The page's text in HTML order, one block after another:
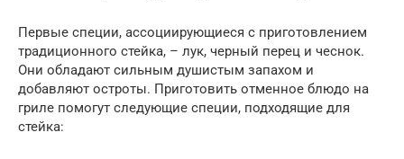
Первые специи, ассоциирующиеся с приготовлением
традиционного стейка, – лук, черный перец и чеснок.
Они обладают сильным душистым запахом и
добавляют остроты. Приготовить отменное блюдо на
гриле помогут следующие специи, подходящие для
стейка: